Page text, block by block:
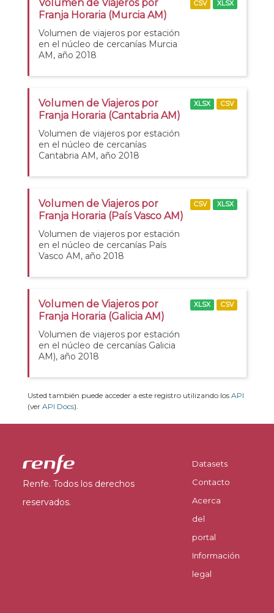
Volumen de Viajeros por
Franja Horaria (Murcia AM)
Volumen de viajeros por estación
en el núcleo de cercanías Murcia
AM, año 2018
CSV XLSX
Volumen de Viajeros por
Franja Horaria (Cantabria AM)
Volumen de viajeros por estación
en el núcleo de cercanías
Cantabria AM, año 2018
XLSX CSV
Volumen de Viajeros por
Franja Horaria (País Vasco AM)
Volumen de viajeros por estación
en el núcleo de cercanías País
Vasco AM, año 2018
CSV XLSX
Volumen de Viajeros por
Franja Horaria (Galicia AM)
Volumen de viajeros por estación
en el núcleo de cercanías Galicia
AM), año 2018
XLSX CSV
Usted también puede acceder a este registro utilizando los API
(ver API Docs).
Renfe. Todos los derechos
reservados.
Datasets
Contacto
Acerca
del
portal
Información
legal